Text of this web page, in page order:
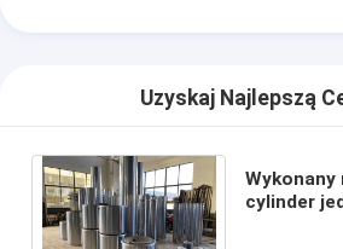
Uzyskaj Najlepszą
Wykonany
cylinder